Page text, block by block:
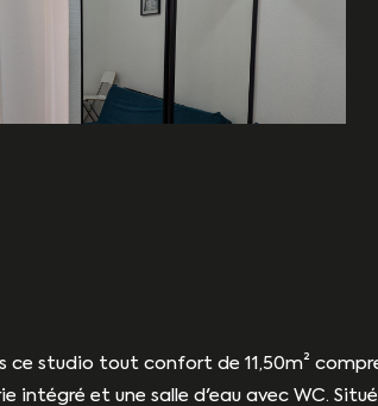
studio tout confort de 11,50m²
et une salle d'eau avec WC.